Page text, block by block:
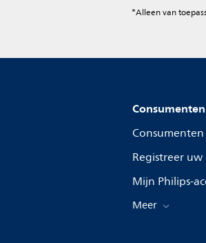
*Alleen van
Consumenten
Registreer
Mijn Philips-
Meer